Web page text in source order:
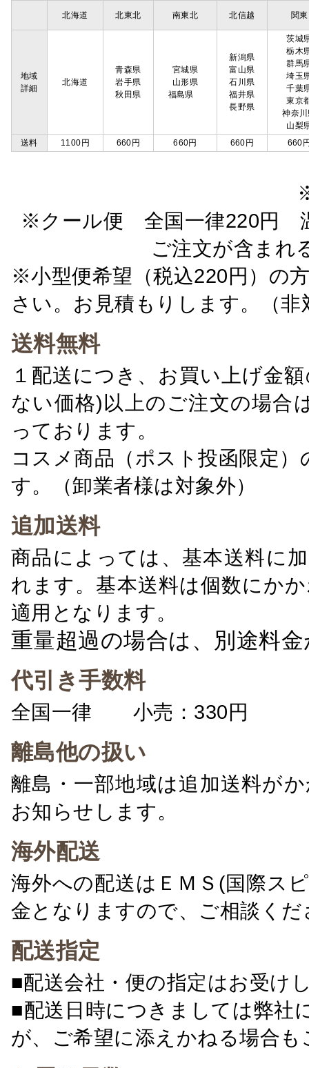
北海道 北東北 南東北 北信越 関東
地域
詳細
北海道
青森県
岩手県
秋田県
宮城県
山形県
福島県
新潟県
富山県
石川県
福井県
長野県
茨城
栃木
群馬
埼玉
千葉
東京
神奈
山梨
送料
1100円 660円 660円 660円 660
※クール便 全国一律220円
ご注文が含ま
※小型便希望（税込220円）の
さい。お見積もりします。（非
送料無料
１配送につき、お買い上げ金
ない価格)以上のご注文の場合
っております。
コスメ商品（ポスト投函限定
す。（卸業者様は対象外）
追加送料
商品によっては、基本送料に
れます。基本送料は個数にか
適用となります。
重量超過の場合は、別途料
代引き手数料
全国一律 小売：330円 卸
離島他の扱い
離島・一部地域は追加送料が
お知らせします。
海外配送
海外への配送はＥＭＳ(国際ス
金となりますので、ご相談くだ
配送指定
■配送会社・便の指定はお受け
■配送日時につきましては弊社
が、ご希望に添えかねる場合